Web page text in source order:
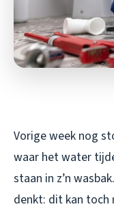
Vorige week nog
waar het water
staan in z’n
denkt: dit kan toch